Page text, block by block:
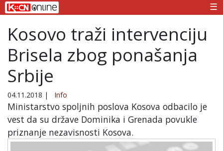
☰
Kosovo traži intervenciju
Brisela zbog ponašanja
Srbije
04.11.2018 | Info
Ministarstvo spoljnih poslova Kosova odbacilo je
vest da su države Dominika i Grenada povukle
priznanje nezavisnosti Kosova.